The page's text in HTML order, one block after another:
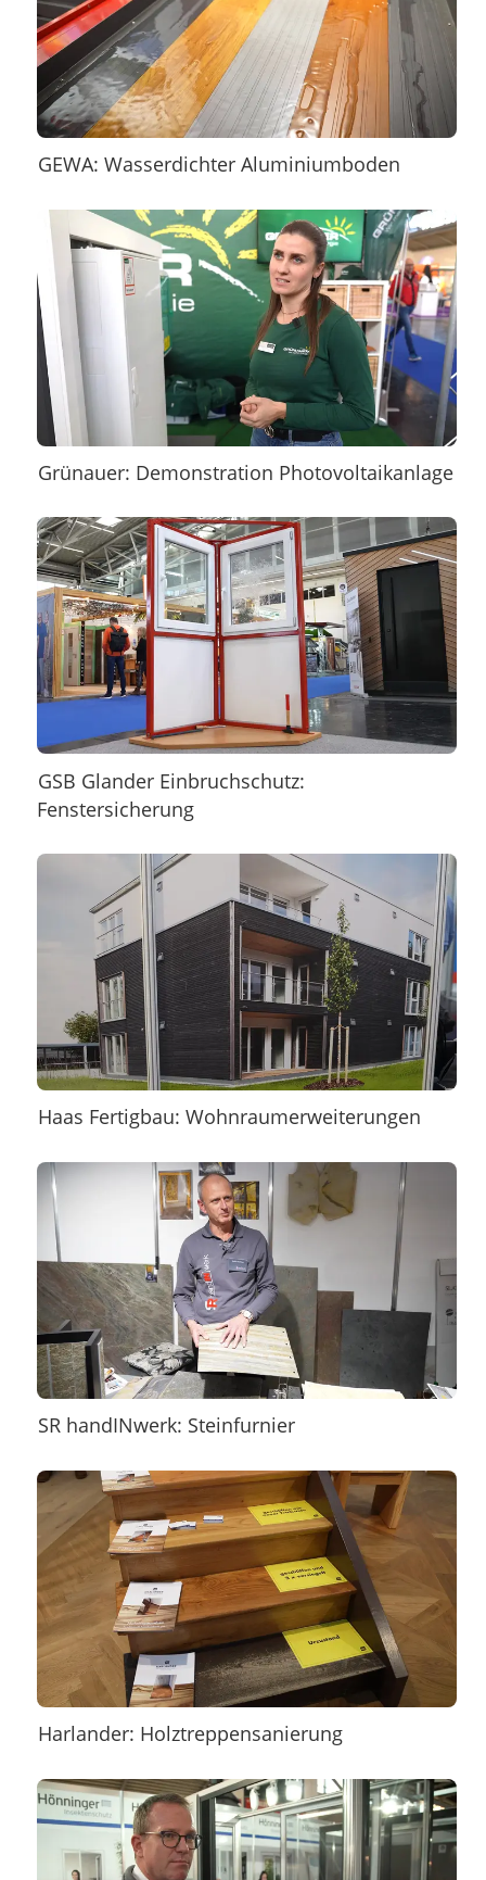
GEWA: Wasserdichter Aluminiumboden
Grünauer: Demonstration Photovoltaikanlage
GSB Glander Einbruchschutz:
Fenstersicherung
Haas Fertigbau: Wohnraumerweiterungen
SR handINwerk: Steinfurnier
Harlander: Holztreppensanierung